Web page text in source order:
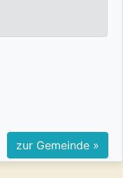
zur Gemeinde »